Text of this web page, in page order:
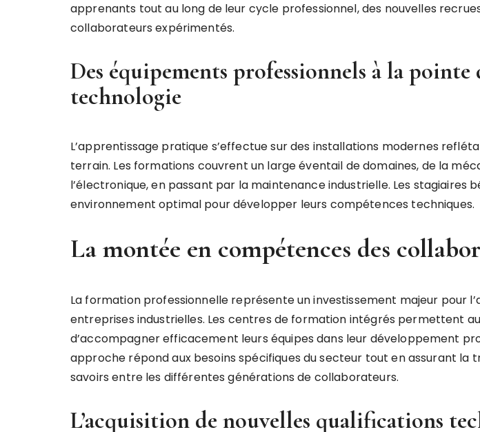
apprenants tout au long de leur cycle professionnel, des nouvelles
collaborateurs expérimentés.
Des équipements professionnels à la pointe
technologie
L’apprentissage pratique s’effectue sur des installations modernes
terrain. Les formations couvrent un large éventail de domaines, de la
l’électronique, en passant par la maintenance industrielle. Les stagiaires
environnement optimal pour développer leurs compétences techniques.
La montée en compétences des
La formation professionnelle représente un investissement majeur pour
entreprises industrielles. Les centres de formation intégrés permettent
d’accompagner efficacement leurs équipes dans leur développement
approche répond aux besoins spécifiques du secteur tout en assurant la
savoirs entre les différentes générations de collaborateurs.
L’acquisition de nouvelles qualifications